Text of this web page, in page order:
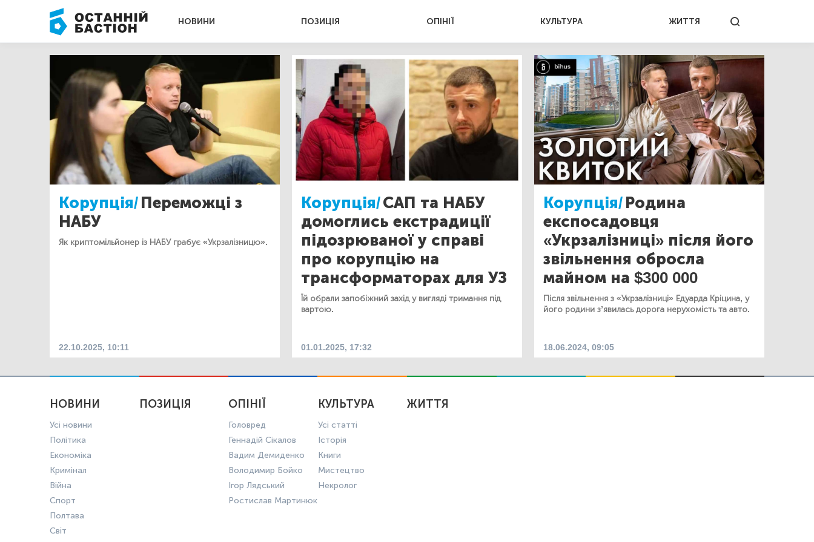
НОВИНИ ПОЗИЦІЯ ОПІНІЇ КУЛЬТУРА ЖИТТЯ
Корупція/Переможці з
НАБУ
Як криптомільйонер із НАБУ грабує «Укрзалізницю».
22.10.2025, 10:11
Корупція/САП та НАБУ
домоглись екстрадиції
підозрюваної у справі
про корупцію на
трансформаторах для УЗ
Їй обрали запобіжний захід у вигляді тримання під
вартою.
01.01.2025, 17:32
Корупція/Родина
експосадовця
«Укрзалізниці» після його
звільнення обросла
майном на $300 000
Після звільнення з «Укрзалізниці» Едуарда Кріцина, у
його родини з’явилась дорога нерухомість та авто.
18.06.2024, 09:05
НОВИНИ
Усі новини
Політика
Економіка
Кримінал
Війна
Спорт
Полтава
Світ
ПОЗИЦІЯ ОПІНІЇ
Головред
Геннадій Сікалов
Вадим Демиденко
Володимир Бойко
Ігор Лядський
Ростислав Мартинюк
КУЛЬТУРА
Усі статті
Історія
Книги
Мистецтво
Некролог
ЖИТТЯ